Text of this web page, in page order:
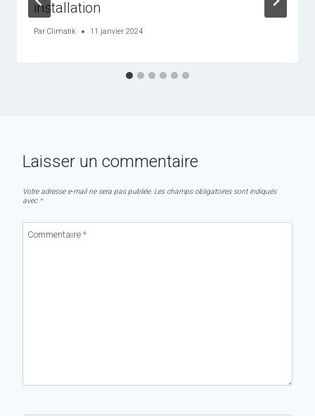
installation
Par Climatik 11 janvier 2024
Laisser un commentaire
Votre adresse e-mail ne sera pas publiée. Les champs obligatoires sont indiqués
avec *
Commentaire *